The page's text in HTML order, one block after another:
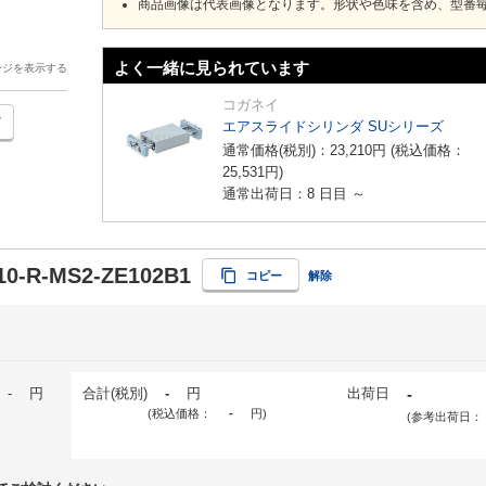
を表示する
商品画像は代表画像となります。形状や色味を含め、型番
よく一緒に見られています
コガネイ
エアスライドシリンダ SUシリーズ
通常価格(税別)： 23,210円 (税込価格：
25,531円)
通常出荷日：8 日目 ～
R-MS2-ZE102B1 コピー 解除
- 円 合計(税別) - 円
(税込価格： - 円)
出荷日 -
(参考出荷日：